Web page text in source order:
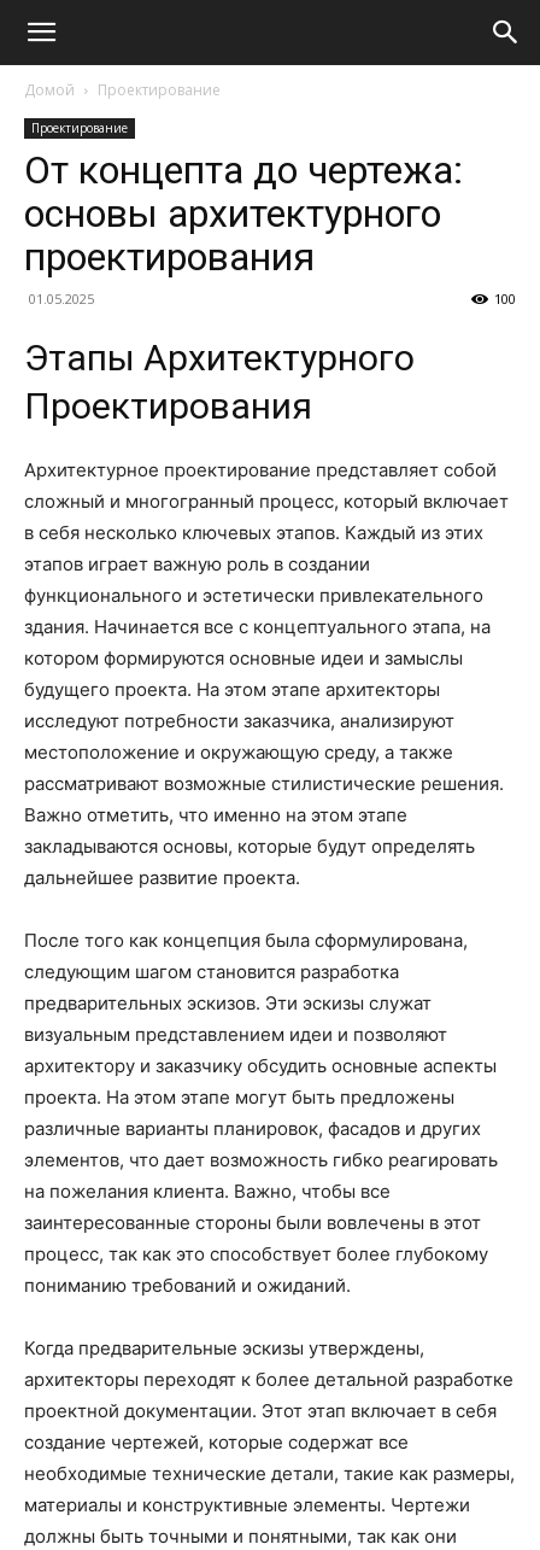
Домой Проектирование
Проектирование
От концепта до чертежа:
основы архитектурного
проектирования
01.05.2025 100
Этапы Архитектурного
Проектирования
Архитектурное проектирование представляет собой
сложный и многогранный процесс, который включает
в себя несколько ключевых этапов. Каждый из этих
этапов играет важную роль в создании
функционального и эстетически привлекательного
здания. Начинается все с концептуального этапа, на
котором формируются основные идеи и замыслы
будущего проекта. На этом этапе архитекторы
исследуют потребности заказчика, анализируют
местоположение и окружающую среду, а также
рассматривают возможные стилистические решения.
Важно отметить, что именно на этом этапе
закладываются основы, которые будут определять
дальнейшее развитие проекта.
После того как концепция была сформулирована,
следующим шагом становится разработка
предварительных эскизов. Эти эскизы служат
визуальным представлением идеи и позволяют
архитектору и заказчику обсудить основные аспекты
проекта. На этом этапе могут быть предложены
различные варианты планировок, фасадов и других
элементов, что дает возможность гибко реагировать
на пожелания клиента. Важно, чтобы все
заинтересованные стороны были вовлечены в этот
процесс, так как это способствует более глубокому
пониманию требований и ожиданий.
Когда предварительные эскизы утверждены,
архитекторы переходят к более детальной разработке
проектной документации. Этот этап включает в себя
создание чертежей, которые содержат все
необходимые технические детали, такие как размеры,
материалы и конструктивные элементы. Чертежи
должны быть точными и понятными, так как они